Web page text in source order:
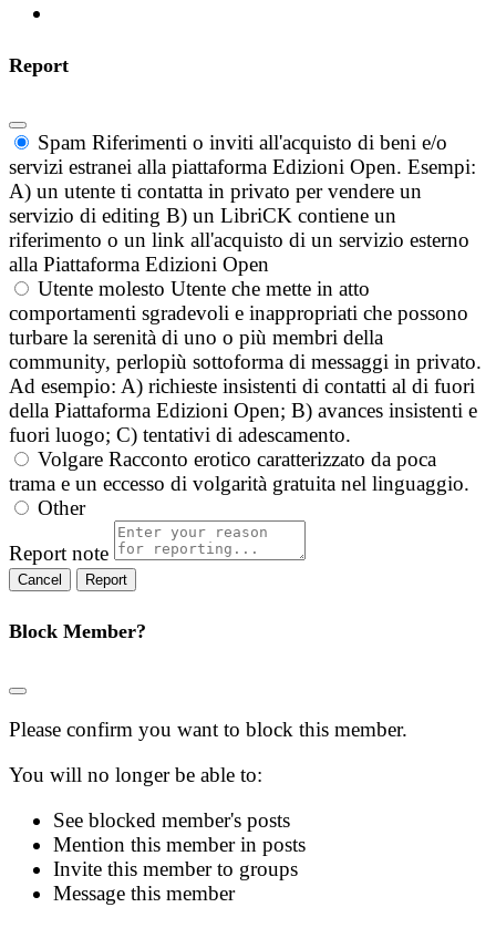
Report
Spam Riferimenti o inviti all'acquisto di beni e/o
servizi estranei alla piattaforma Edizioni Open. Esempi:
A) un utente ti contatta in privato per vendere un
servizio di editing B) un LibriCK contiene un
riferimento o un link all'acquisto di un servizio esterno
alla Piattaforma Edizioni Open
Utente molesto Utente che mette in atto
comportamenti sgradevoli e inappropriati che possono
turbare la serenità di uno o più membri della
community, perlopiù sottoforma di messaggi in privato.
Ad esempio: A) richieste insistenti di contatti al di fuori
della Piattaforma Edizioni Open; B) avances insistenti e
fuori luogo; C) tentativi di adescamento.
Volgare Racconto erotico caratterizzato da poca
trama e un eccesso di volgarità gratuita nel linguaggio.
Other
Report note
Report
Block Member?
Please confirm you want to block this member.
You will no longer be able to:
See blocked member's posts
Mention this member in posts
Invite this member to groups
Message this member